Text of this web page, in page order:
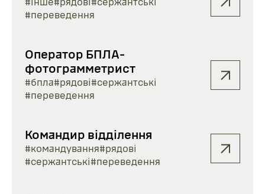
#інше#рядові #сержантські
#переведення
Оператор БПЛА-
фотограмметрист
#бпла#рядові#сержантські
#переведення
Командир відділення
#командування#рядові
#сержантські#переведення